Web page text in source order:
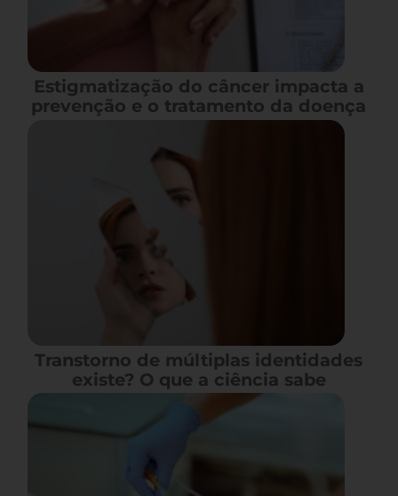
Estigmatização do câncer impacta a
prevenção e o tratamento da doença
Transtorno de múltiplas identidades
existe? O que a ciência sabe